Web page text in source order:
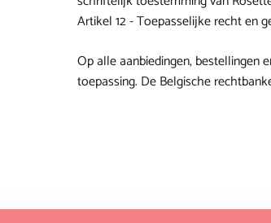
Artikel 12 - Toepasselijke recht en
Op alle aanbiedingen, bestellingen
toepassing. De Belgische